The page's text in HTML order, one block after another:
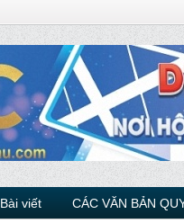
Bài viết CÁC VĂN BẢN